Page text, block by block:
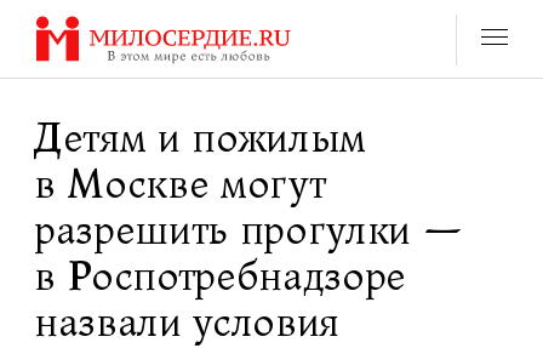
Перейти
содержанию
Детям и пожилым
в Москве могут
разрешить прогулки —
в Роспотребнадзоре
назвали условия